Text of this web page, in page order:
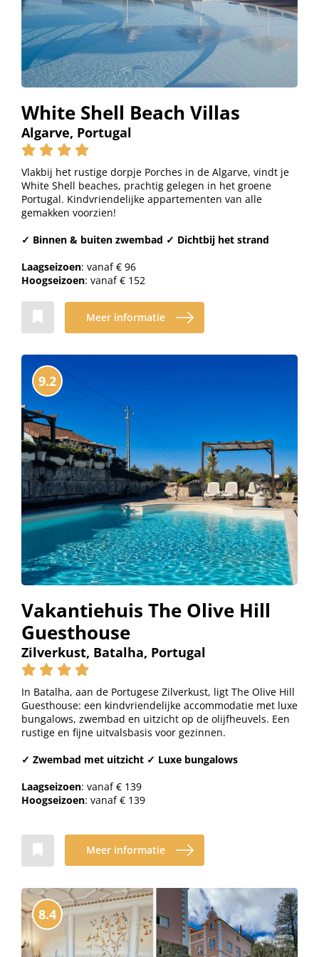
White Shell Beach Villas
Algarve, Portugal
Vlakbij het rustige dorpje Porches in de Algarve, vindt je
White Shell beaches, prachtig gelegen in het groene
Portugal. Kindvriendelijke appartementen van alle
gemakken voorzien!
✓ Binnen & buiten zwembad ✓ Dichtbij het strand
Laagseizoen: vanaf € 96
Hoogseizoen: vanaf € 152
Meer informatie
9.2
Vakantiehuis The Olive Hill
Guesthouse
Zilverkust, Batalha, Portugal
In Batalha, aan de Portugese Zilverkust, ligt The Olive Hill
Guesthouse: een kindvriendelijke accommodatie met luxe
bungalows, zwembad en uitzicht op de olijfheuvels. Een
rustige en fijne uitvalsbasis voor gezinnen.
✓ Zwembad met uitzicht ✓ Luxe bungalows
Laagseizoen: vanaf € 139
Hoogseizoen: vanaf € 139
Meer informatie
8.4